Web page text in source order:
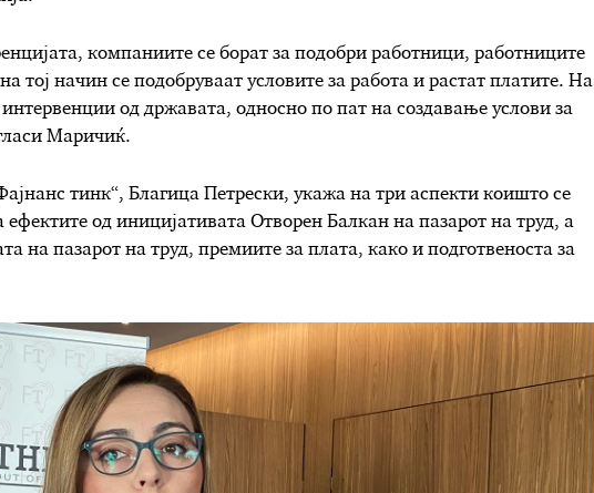
компаниите се борат за подобри работници, работниците
тој начин се подобруваат условите за работа и растат платите. На
од државата, односно по пат на создавање услови за
Маричиќ.
тинк“, Благица Петрески, укажа на три аспекти коишто се
од иницијативата Отворен Балкан на пазарот на труд, а
на пазарот на труд, премиите за плата, како и подготвеноста за